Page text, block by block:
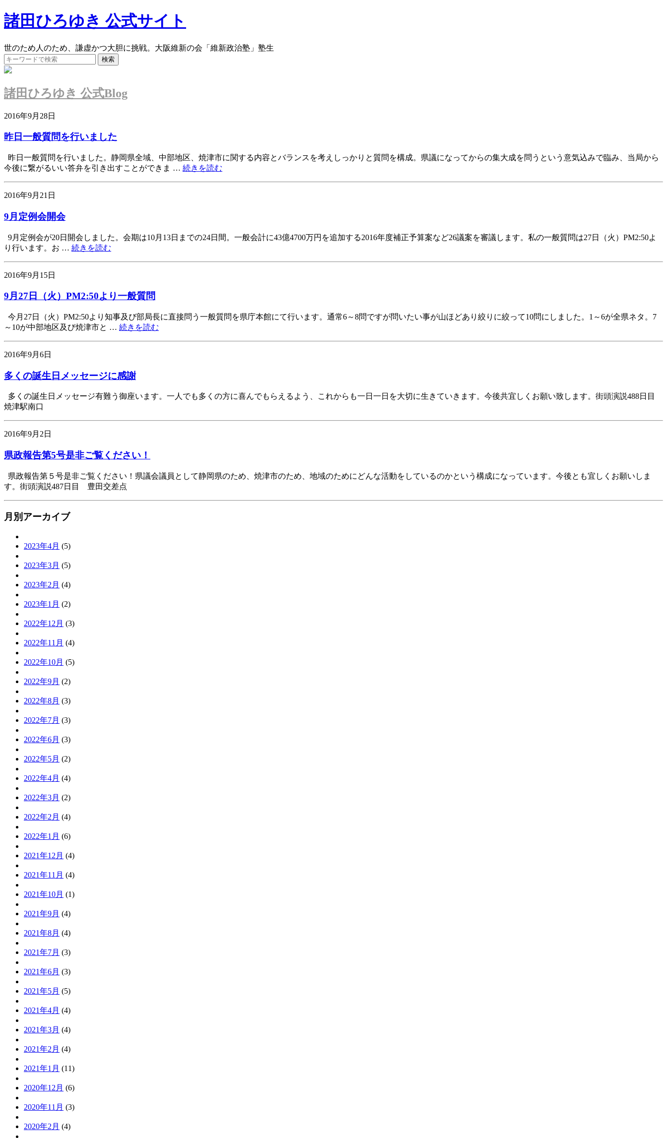
諸田ひろゆき 公式サイト
世のため人のため、謙虚かつ大胆に挑戦。大阪維新の会「維新政治塾」塾生
諸田ひろゆき 公式Blog
2016年9月28日
昨日一般質問を行いました
昨日一般質問を行いました。静岡県全域、中部地区、焼津市に関する内容とバランスを考えしっかりと質問を構成。県議になってからの集大成を問うという意気込みで臨み、当局から
今後に繋がるいい答弁を引き出すことができま … 続きを読む
2016年9月21日
9月定例会開会
9月定例会が20日開会しました。会期は10月13日までの24日間。一般会計に43億4700万円を追加する2016年度補正予算案など26議案を審議します。私の一般質問は27日（火）PM2:50よ
り行います。お … 続きを読む
2016年9月15日
9月27日（火）PM2:50より一般質問
今月27日（火）PM2:50より知事及び部局長に直接問う一般質問を県庁本館にて行います。通常6～8問ですが問いたい事が山ほどあり絞りに絞って10問にしました。1～6が全県ネタ。7
～10が中部地区及び焼津市と … 続きを読む
2016年9月6日
多くの誕生日メッセージに感謝
多くの誕生日メッセージ有難う御座います。一人でも多くの方に喜んでもらえるよう、これからも一日一日を大切に生きていきます。今後共宜しくお願い致します。街頭演説488日目
焼津駅南口
2016年9月2日
県政報告第5号是非ご覧ください！
県政報告第５号是非ご覧ください！県議会議員として静岡県のため、焼津市のため、地域のためにどんな活動をしているのかという構成になっています。今後とも宜しくお願いしま
す。街頭演説487日目 豊田交差点
月別アーカイブ
2023年4月 (5)
2023年3月 (5)
2023年2月 (4)
2023年1月 (2)
2022年12月 (3)
2022年11月 (4)
2022年10月 (5)
2022年9月 (2)
2022年8月 (3)
2022年7月 (3)
2022年6月 (3)
2022年5月 (2)
2022年4月 (4)
2022年3月 (2)
2022年2月 (4)
2022年1月 (6)
2021年12月 (4)
2021年11月 (4)
2021年10月 (1)
2021年9月 (4)
2021年8月 (4)
2021年7月 (3)
2021年6月 (3)
2021年5月 (5)
2021年4月 (4)
2021年3月 (4)
2021年2月 (4)
2021年1月 (11)
2020年12月 (6)
2020年11月 (3)
2020年2月 (4)